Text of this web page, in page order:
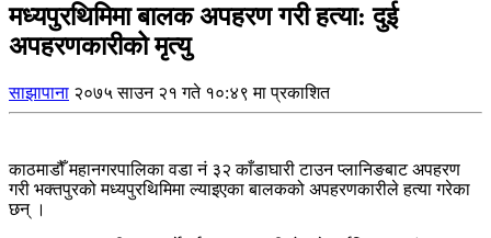
मध्यपुरथिमिमा बालक अपहरण गरी हत्या: दुई
अपहरणकारीको मृत्यु
साझापाना २०७५ साउन २१ गते १०:४९ मा प्रकाशित
काठमाडौँ महानगरपालिका वडा नं ३२ काँडाघारी टाउन प्लानिङबाट अपहरण
गरी भक्तपुरको मध्यपुरथिमिमा ल्याइएका बालकको अपहरणकारीले हत्या गरेका
छन् ।